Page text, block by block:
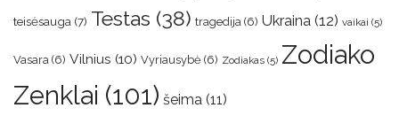
teisėsauga (7) Testas (38) tragedija (6) Ukraina (12) vaikai (5)
Vasara (6) Vilnius (10) Vyriausybė (6) Zodiakas (5) Zodiako
Zenklai (101) šeima (11)